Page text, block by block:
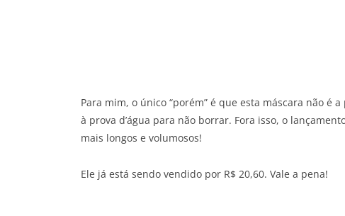
Para mim, o único “porém” é que esta máscara não é
à prova d’água para não borrar. Fora isso, o
mais longos e volumosos!
Ele já está sendo vendido por R$ 20,60. Vale a pena!